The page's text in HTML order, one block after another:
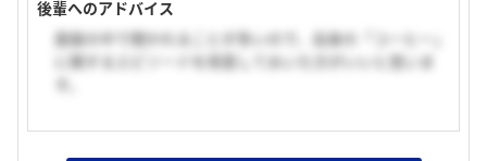
後輩へのアドバイス
面接の中で聞かれることが多いので、自身の「コーヒー」
に関するエピソードを用意しておいた方がいいと思いま